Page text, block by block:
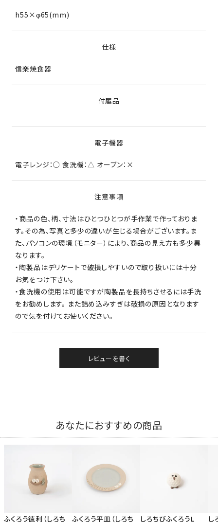
h55×φ65(mm)
仕様
信楽焼食器
付属品
電子機器
電子レンジ：○ 食洗機：△ オーブン：×
注意事項
・商品の色、柄、寸法はひとつひとつが手作業で作っておりま
す。その為、写真と多少の違いが生じる場合がございます。ま
た、パソコンの環境（モニター）により、商品の見え方も多少異
なります。
・陶製品はデリケートで破損しやすいので取り扱いには十分
お気をつけ下さい。
・食洗機の使用は可能ですが陶製品を長持ちさせるには手洗
をお勧めします。 また詰め込みすぎは破損の原因となります
ので気を付けてお使いください。
レビューを書く
あなたにおすすめの商品
ふくろう徳利（しろち
ふくろう平皿（しろち
しろちびふくろうL し